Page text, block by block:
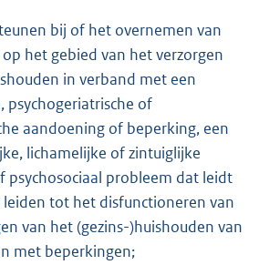
bij of het overnemen van
het gebied van het verzorgen
in verband met een
psychogeriatrische of
aandoening of beperking, een
lichamelijke of zintuiglijke
psychosociaal probleem dat leidt
tot het disfunctioneren van
van het (gezins-)huishouden van
met beperkingen;